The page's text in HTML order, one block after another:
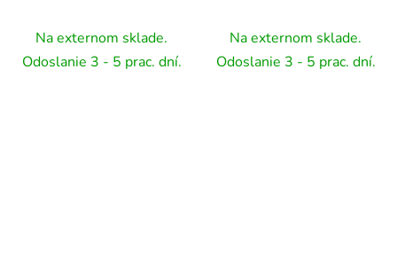
Na externom sklade.
Odoslanie 3 - 5 prac. dní.
Na externom sklade.
Odoslanie 3 - 5 prac. dní.